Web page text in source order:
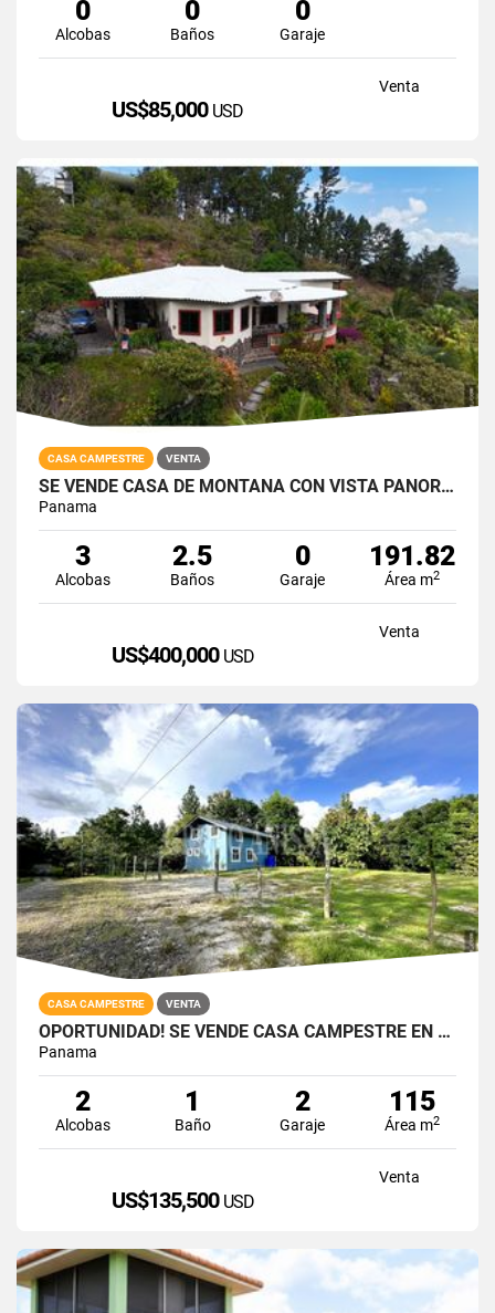
0
Alcobas
0
Baños
0
Garaje
Venta
US$85,000 USD
CASA CAMPESTRE VENTA
SE VENDE CASA DE MONTAÑA CON VISTA PANORÁMICA EN SORÁ
Panama
3
Alcobas
2.5
Baños
0
Garaje
191.82
Área m2
Venta
US$400,000 USD
CASA CAMPESTRE VENTA
OPORTUNIDAD! SE VENDE CASA CAMPESTRE EN VIA AL VALLE
Panama
2
Alcobas
1
Baño
2
Garaje
115
Área m2
Venta
US$135,500 USD